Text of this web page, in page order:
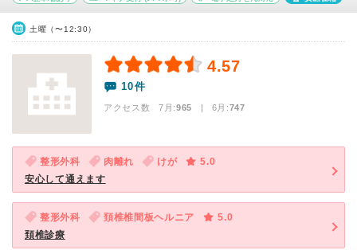
土曜（〜12:30）
4.57
10件
アクセス数 7月:965 | 6月:747
整形外科 肉離れ けが
5.0
安心して通えます
整形外科 頚椎椎間板ヘルニア
5.0
頚椎診療